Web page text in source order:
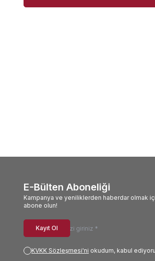
E-Bülten Aboneliği
Kampanya ve yeniliklerden haberdar olmak
abone olun!
Kayıt Ol
KVKK Sözleşmesi'ni okudum, kabul